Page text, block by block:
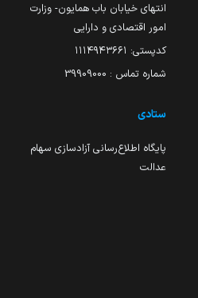
انتهای خیابان باب همایون- وزارت
امور اقتصادی و دارایی
کدپستی: ۱۱۱۴۹۴۳۶۶۱
شماره تماس : 39909000
ستادی
پایگاه اطلاع‌رسانی آزادسازی سهام
عدالت